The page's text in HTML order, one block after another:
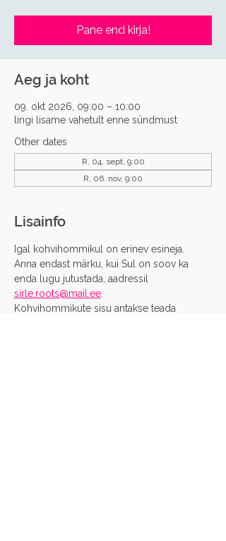
Pane end kirja!
Aeg ja koht
09. okt 2026, 09:00 – 10:00
lingi lisame vahetult enne sündmust
Other dates
R, 04. sept, 9:00
R, 06. nov, 9:00
Lisainfo
Igal kohvihommikul on erinev esineja.
Anna endast märku, kui Sul on soov ka
enda lugu jutustada, aadressil
sirle.roots@mail.ee
Kohvihommikute sisu antakse teada